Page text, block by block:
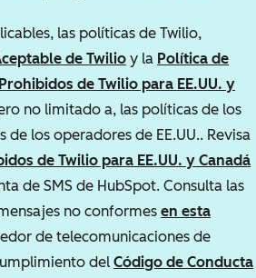
las políticas de Twilio,
de Twilio y la Política de
de Twilio para EE.UU. y
no limitado a, las políticas de los
los operadores de EE.UU.. Revisa
de Twilio para EE.UU. y Canadá
de SMS de HubSpot. Consulta las
no conformes en esta
de telecomunicaciones de
del Código de Conducta